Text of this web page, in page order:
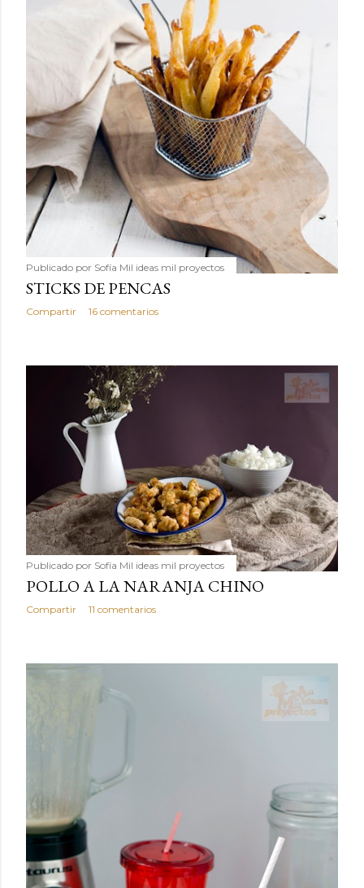
Publicado por Sofía Mil ideas mil proyectos
STICKS DE PENCAS
Compartir 16 comentarios
Publicado por Sofía Mil ideas mil proyectos
POLLO A LA NARANJA CHINO
Compartir 11 comentarios